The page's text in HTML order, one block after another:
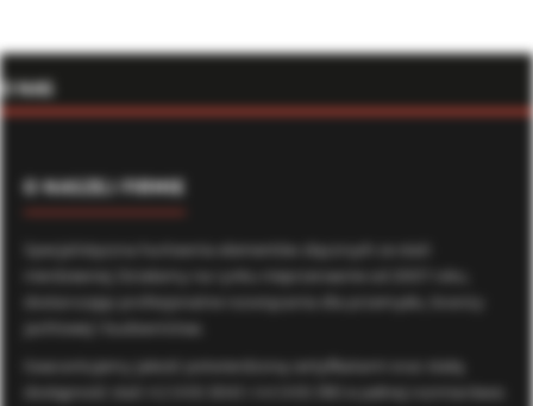
O NAS
O NASZEJ FIRMIE
Specjalistyczna hurtownia elementów złącznych ze stali
nierdzewnej. Działamy na rynku nieprzerwanie od 2007 roku,
dostarczając profesjonalne rozwiązania dla przemysłu, branży
jachtowej i budownictwa.
Gwarantujemy jakość potwierdzoną certyfikatami oraz stałą
dostępność stali A2 (AISI 304) i A4 (AISI 316) w pełnej rozmiarówce.